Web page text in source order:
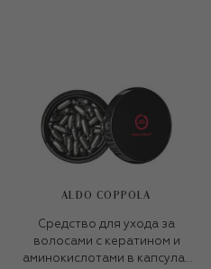
ALDO COPPOLA
Средство для ухода за
волосами с кератином и
аминокислотами в капсулах